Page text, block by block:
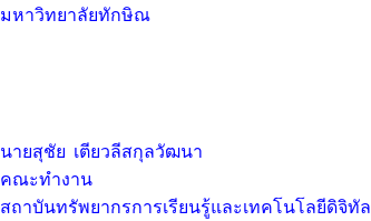
มหาวิทยาลัยทักษิณ
นายสุชัย เตียวลีสกุลวัฒนา
คณะทำงาน
สถาบันทรัพยากรการเรียนรู้และเทคโนโลยีดิจิทัล